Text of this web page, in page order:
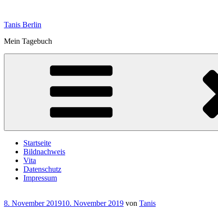
springen
Tanis Berlin
Mein Tagebuch
Startseite
Bildnachweis
Vita
Datenschutz
Impressum
Veröffentlicht
8. November 201910. November 2019 von Tanis